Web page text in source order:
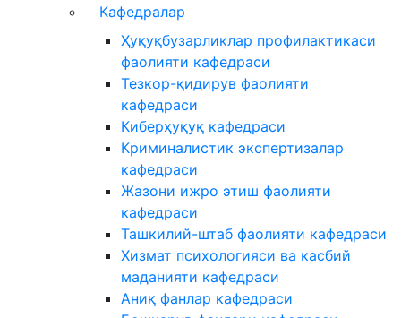
Кафедралар
Ҳуқуқбузарликлар профилактикаси
фаолияти кафедраси
Тезкор-қидирув фаолияти
кафедраси
Киберҳуқуқ кафедраси
Криминалистик экспертизалар
кафедраси
Жазони ижро этиш фаолияти
кафедраси
Ташкилий-штаб фаолияти кафедраси
Хизмат психологияси ва касбий
маданияти кафедраси
Аниқ фанлар кафедраси